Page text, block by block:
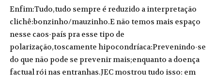
Enfim:Tudo,tudo sempre é reduzido a interpretação
clichê:bonzinho/mauzinho.E não temos mais espaço
nesse caos-país pra esse tipo de
polarização,toscamente hipocondríaca:Prevenindo-se
do que não pode se prevenir mais;enquanto a doença
factual rói nas entranhas.JEC mostrou tudo isso: em